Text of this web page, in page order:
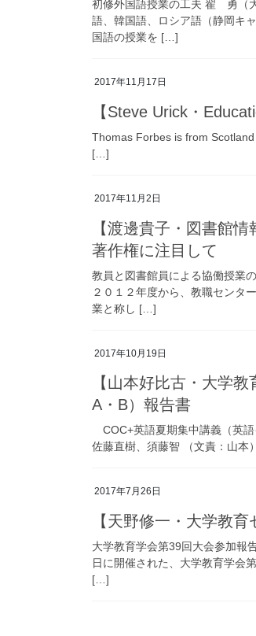
初修外国語授業の工夫 翟 勇（
語、韓国語、ロシア語（静岡キ
国語の授業を […]
2017年11月17日
【Steve Urick・
Thomas Forbes is from
[…]
2017年11月2日
【渡邊貴子・図書館
著作権に注目して
教員と図書館員による協働授業
２０１２年度から、教職センタ
業と称し […]
2017年10月19日
【山本好比古・大学
A・B）報告書
COC+英語夏期集中講義（英語
佐藤直樹、須藤智 （文責：山
2017年7月26日
【天野修一・大学教
大学教育学会第39回大会参加
日に開催された、大学教育学会
[…]